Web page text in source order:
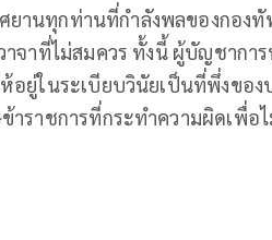
านทุกท่านที่กำลังพลของกองทั
จาที่ไม่สมควร ทั้งนี้ ผู้บัญชากา
อยู่ในระเบียบวินัยเป็นที่พึ่งขอ
าราชการที่กระทำความผิดเพื่